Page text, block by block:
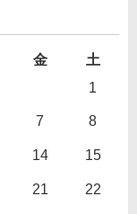
金
土
1
7 8
14 15
21 22